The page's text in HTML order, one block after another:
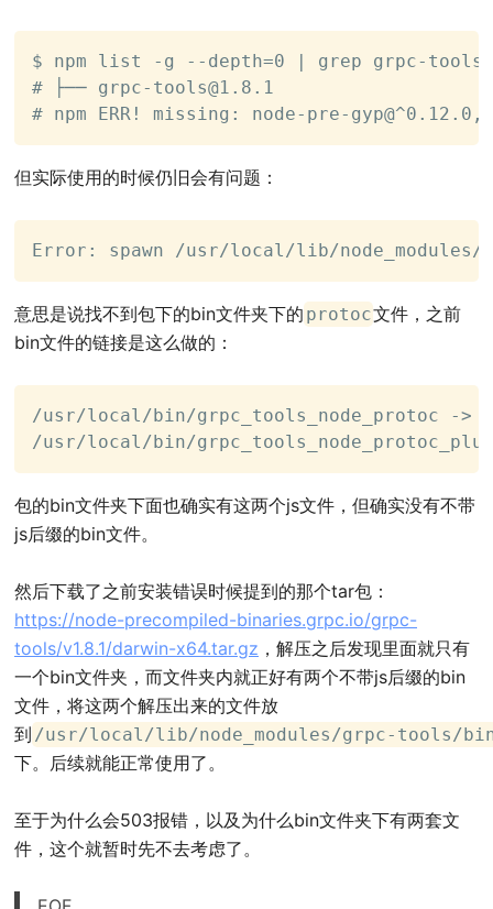
$ npm list -g --depth=0 | grep grpc-tools
# ├── grpc-tools@1.8.1
# npm ERR! missing: node-pre-
但实际使用的时候仍旧会有问题：
Error: spawn /usr/local/lib/node_modules/
意思是说找不到包下的bin文件夹下的 protoc文件，之前
bin文件的链接是这么做的：
/usr/local/bin/grpc_tools_node_protoc -
/usr/local/bin/
包的bin文件夹下面也确实有这两个js文件，但确实没有不带
js后缀的bin文件。
然后下载了之前安装错误时候提到的那个tar包：
https://node-precompiled-binaries.grpc.io/grpc-
tools/v1.8.1/darwin-x64.tar.gz ，解压之后发现里面就只有
一个bin文件夹，而文件夹内就正好有两个不带js后缀的bin
文件，将这两个解压出来的文件放
到 /usr/local/lib/node_modules/grpc-tools/
下。后续就能正常使用了。
至于为什么会503报错，以及为什么bin文件夹下有两套文
件，这个就暂时先不去考虑了。